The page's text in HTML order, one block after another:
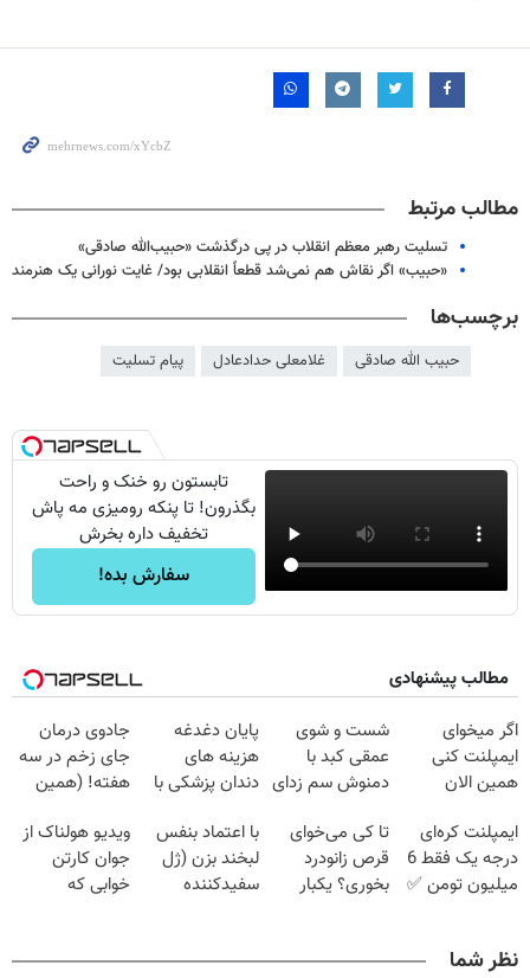
مطالب مرتبط
تسلیت رهبر معظم انقلاب در پی درگذشت «حبیب‌الله صادقی»
«حبیب» اگر نقاش هم نمی‌شد قطعاً انقلابی بود/ غایت نورانی یک هنرمند
برچسب‌ها
حبیب الله صادقی غلامعلی حدادعادل پیام تسلیت
تابستون رو خنک و راحت
بگذرون! تا پنکه رومیزی مه پاش
تخفیف داره بخرش
سفارش بده!
مطالب پیشنهادی
اگر میخوای
ایمپلنت کنی
همین الان
۲۵ میلیون
تومان!!!
شست و شوی
عمقی کبد با
دمنوش سم زدای
پایان دغدغه
هزینه های
دندان پزشکی با
خانگی
جادوی درمان
جای زخم در سه
هفته! (همین
صحبت کنید)
ایمپلنت کره‌ای
درجه یک فقط 6
میلیون تومن ✅
تا کی می‌خوای
قرص زانودرد
بخوری؟ یکبار
با اعتماد بنفس
لبخند بزن (ژل
سفیدکننده
ویدیو هولناک از
جوان کارتن
خوابی که
نظر شما